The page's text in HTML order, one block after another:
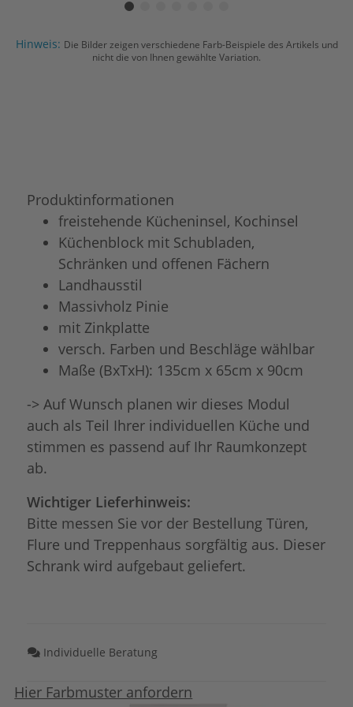
Hinweis: Die Bilder zeigen verschiedene Farb-Beispiele des Artikels und
nicht die von Ihnen gewählte Variation.
Produktinformationen
freistehende Kücheninsel, Kochinsel
Küchenblock mit Schubladen,
Schränken und offenen Fächern
Landhausstil
Massivholz Pinie
mit Zinkplatte
versch. Farben und Beschläge wählbar
Maße (BxTxH): 135cm x 65cm x 90cm
-> Auf Wunsch planen wir dieses Modul
auch als Teil Ihrer individuellen Küche und
stimmen es passend auf Ihr Raumkonzept
ab.
Wichtiger Lieferhinweis:
Bitte messen Sie vor der Bestellung Türen,
Flure und Treppenhaus sorgfältig aus. Dieser
Schrank wird aufgebaut geliefert.
Individuelle Beratung
Hier Farbmuster anfordern